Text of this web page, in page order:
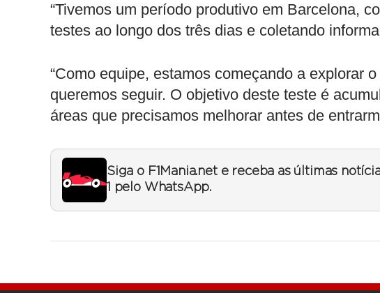
“Tivemos um período produtivo em Barcelona,
testes ao longo dos três dias e coletando
“Como equipe, estamos começando a explorar
queremos seguir. O objetivo deste teste é
áreas que precisamos melhorar antes de
Siga o F1Mania.net e receba as últimas
1 pelo WhatsApp.